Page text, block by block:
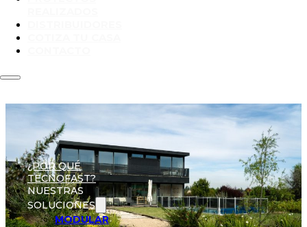
¿POR QUÉ
TECNOFAST?
NUESTRAS
SOLUCIONES
MODULAR